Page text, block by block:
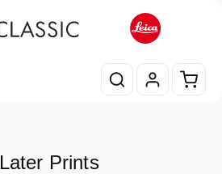
Il
Later Prints